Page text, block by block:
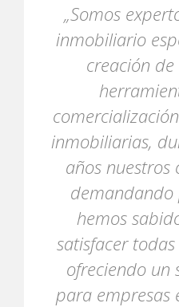
„Somos
inmobiliario
creación
inmobiliarias,
años nuestros
hemos
satisfacer
ofreciendo un
para empresas